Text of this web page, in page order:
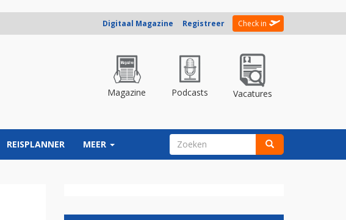
Digitaal Magazine Registreer Check in
Magazine Podcasts Vacatures
REISPLANNER MEER ZOEKVELD